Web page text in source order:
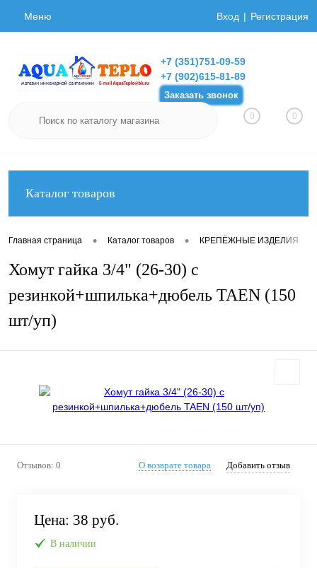
Меню Вход Регистрация
+7 (351)751-09-59
+7 (902)615-81-89
Заказать звонок
0 0
Каталог товаров
Главная страница • Каталог товаров • КРЕПЁЖНЫЕ ИЗДЕЛИЯ
Хомут гайка 3/4" (26-30) с
резинкой+шпилька+дюбель TAEN (150
шт/уп)
Отзывов: 0 О возврате товара Добавить отзыв
Цена: 38 руб.
В наличии